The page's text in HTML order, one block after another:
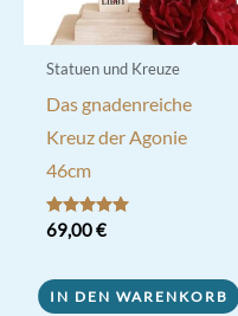
Statuen und Kreuze
Das gnadenreiche
Kreuz der Agonie
46cm
Bewertet mit
5.00
69,00€
IN DEN WARENKORB